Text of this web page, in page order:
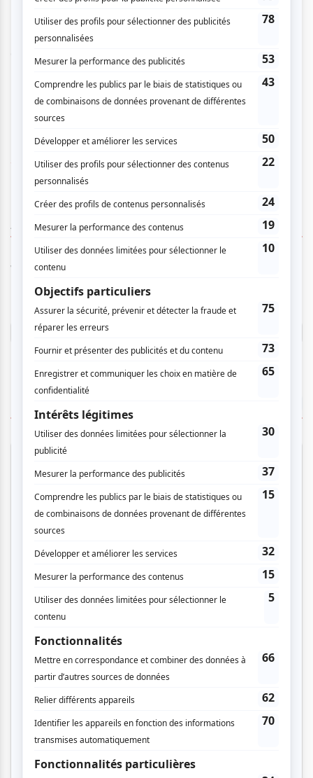
Mathieu Bouillon
Lelouis Courchesne
Christian L'Italien
Le tout animé par Annick Papineau et mis en musique par
Thierry Simard et les girafes balafrées.
www.thierrysimard.com/starstory
AUCUN COMMENTAIRE
Vous devez être connecté pour
donner un avis.
Connectez-vous ici.
Cinéma Comédie
Montréal